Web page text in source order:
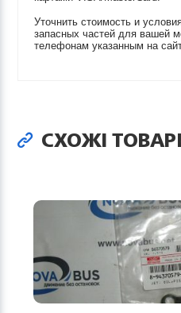
Уточнить стоимость и
запасных частей для вашей
телефонам указанным на
СХОЖІ